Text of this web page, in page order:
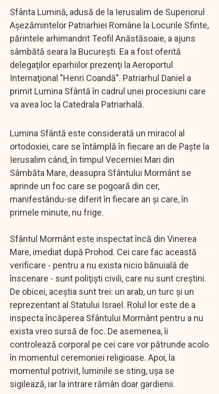
Sfânta Lumină, adusă de la Ierusalim de Superiorul
Aşezămintelor Patriarhiei Române la Locurile Sfinte,
părintele arhimandrit Teofil Anăstăsoaie, a ajuns
sâmbătă seara la Bucureşti. Ea a fost oferită
delegaţilor eparhiilor prezenţi la Aeroportul
Internaţional "Henri Coandă". Patriarhul Daniel a
primit Lumina Sfântă în cadrul unei procesiuni care
va avea loc la Catedrala Patriarhală.
Lumina Sfântă este considerată un miracol al
ortodoxiei, care se întâmplă în fiecare an de Paşte la
Ierusalim când, în timpul Vecerniei Mari din
Sâmbăta Mare, deasupra Sfântului Mormânt se
aprinde un foc care se pogoară din cer,
manifestându-se diferit în fiecare an şi care, în
primele minute, nu frige.
Sfântul Mormânt este inspectat încă din Vinerea
Mare, imediat după Prohod. Cei care fac această
verificare - pentru a nu exista nicio bănuială de
înscenare - sunt poliţişti civili, care nu sunt creştini.
De obicei, aceştia sunt trei: un arab, un turc şi un
reprezentant al Statului Israel. Rolul lor este de a
inspecta încăperea Sfântului Mormânt pentru a nu
exista vreo sursă de foc. De asemenea, îi
controlează corporal pe cei care vor pătrunde acolo
în momentul ceremoniei religioase. Apoi, la
momentul potrivit, luminile se sting, uşa se
sigilează, iar la intrare rămân doar gardienii.